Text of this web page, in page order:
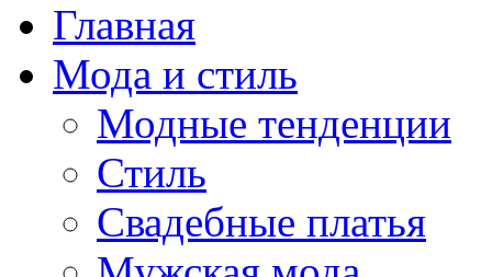
Главная
Мода и стиль
Модные тенденции
Стиль
Свадебные платья